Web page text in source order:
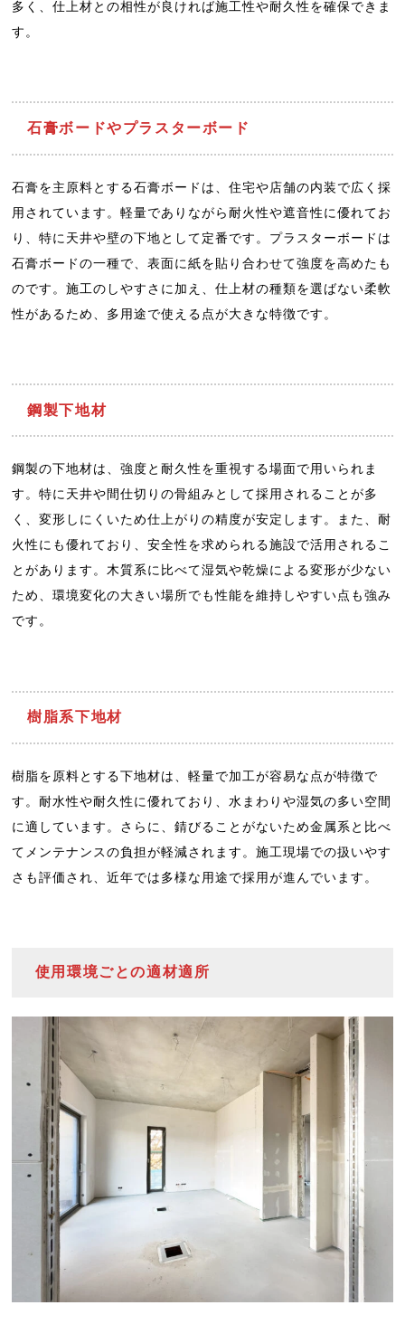
多く、仕上材との相性が良ければ施工性や耐久性を確保できま
す。
石膏ボードやプラスターボード
石膏を主原料とする石膏ボードは、住宅や店舗の内装で広く採
用されています。軽量でありながら耐火性や遮音性に優れてお
り、特に天井や壁の下地として定番です。プラスターボードは
石膏ボードの一種で、表面に紙を貼り合わせて強度を高めたも
のです。施工のしやすさに加え、仕上材の種類を選ばない柔軟
性があるため、多用途で使える点が大きな特徴です。
鋼製下地材
鋼製の下地材は、強度と耐久性を重視する場面で用いられま
す。特に天井や間仕切りの骨組みとして採用されることが多
く、変形しにくいため仕上がりの精度が安定します。また、耐
火性にも優れており、安全性を求められる施設で活用されるこ
とがあります。木質系に比べて湿気や乾燥による変形が少ない
ため、環境変化の大きい場所でも性能を維持しやすい点も強み
です。
樹脂系下地材
樹脂を原料とする下地材は、軽量で加工が容易な点が特徴で
す。耐水性や耐久性に優れており、水まわりや湿気の多い空間
に適しています。さらに、錆びることがないため金属系と比べ
てメンテナンスの負担が軽減されます。施工現場での扱いやす
さも評価され、近年では多様な用途で採用が進んでいます。
使用環境ごとの適材適所